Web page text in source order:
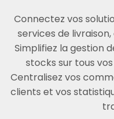
Connectez vos
services de
Simplifiez la gestion
stocks sur tous
Centralisez vos
clients et vos